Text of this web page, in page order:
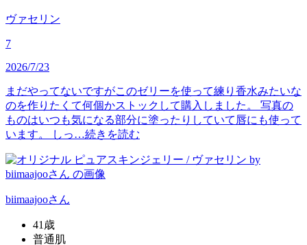
ヴァセリン
7
2026/7/23
まだやってないですがこのゼリーを使って練り香水みたいな
のを作りたくて何個かストックして購入しました。 写真の
ものはいつも気になる部分に塗ったりしていて唇にも使って
います。 しっ…続きを読む
biimaajooさん
41歳
普通肌